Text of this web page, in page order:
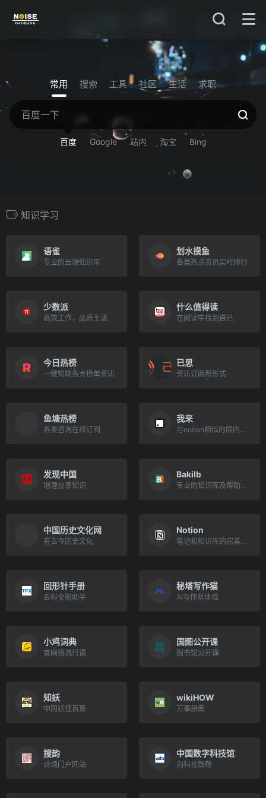
常用 搜索 工具 社区 生活 求职
百度 Google 站内 淘宝 Bing
知识学习
语雀
专业的云端知识库
划水摸鱼
各类热点资讯实时排行
少数派
高效工作，品质生活
什么值得读
在阅读中找到自己
今日热榜
一键知晓各大榜单资讯
已思
资讯订阅新形式
鱼塘热榜
各类咨询在线订阅
我来
与notion相似的国内云笔记
发现中国
地理分享知识
Bakilb
专业的知识库及帮助文档
中国历史文化网
看古今历史文化
Notion
笔记和知识库的完美融合
回形针手册
百科全能助手
秘塔写作猫
AI写作新体验
小鸡词典
查网络流行语
国图公开课
图书馆公开课
知妖
中国妖怪百集
wikiHOW
万事指南
搜韵
诗词门户网站
中国数字科技馆
向科技致敬